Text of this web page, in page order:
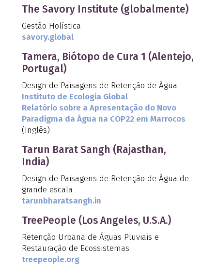
The Savory Institute (globalmente)
Gestão Holística
savory.global
Tamera, Biótopo de Cura 1 (Alentejo,
Portugal)
Design de Paisagens de Retenção de Água
Instituto de Ecologia Global
Relatório sobre a Apresentação do Novo
Paradigma da Água na COP22 em Marrocos
(Inglês)
Tarun Barat Sangh (Rajasthan,
India)
Design de Paisagens de Retenção de Água de
grande escala
tarunbharatsangh.in
TreePeople (Los Angeles, U.S.A.)
Retenção Urbana de Águas Pluviais e
Restauração de Ecossistemas
treepeople.org